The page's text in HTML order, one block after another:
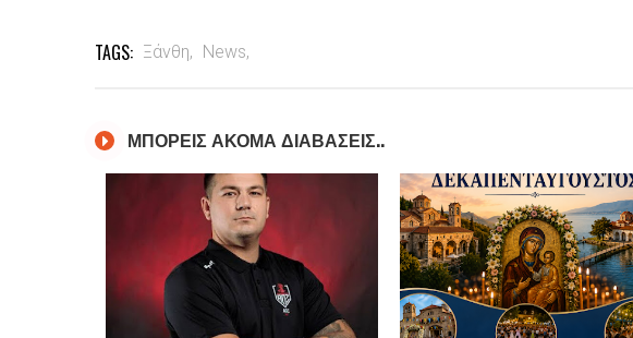
TAGS: Ξάνθη, News,
ΜΠΟΡΕΙΣ ΑΚΟΜΑ ΔΙΑΒΑΣΕΙΣ..